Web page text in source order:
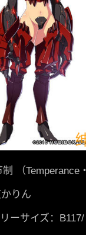
（Temperance
りん
サイズ：B117/